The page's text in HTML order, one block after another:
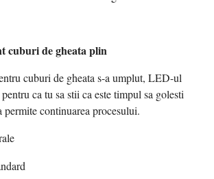
cuburi de gheata plin
cuburi de gheata s-a umplut, LED-ul
ca tu sa stii ca este timpul sa golesti
continuarea procesului.